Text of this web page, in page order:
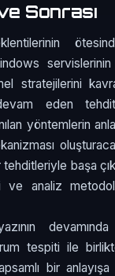
Sonrası
stratejilerini
eden
yöntemlerin
başa
ve analiz
devamında
tespiti ile
bir